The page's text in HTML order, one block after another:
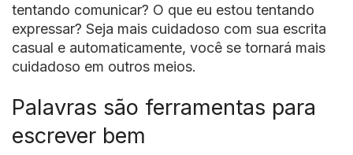
tentando comunicar? O que eu estou tentando
expressar? Seja mais cuidadoso com sua escrita
casual e automaticamente, você se tornará mais
cuidadoso em outros meios.
Palavras são ferramentas para
escrever bem